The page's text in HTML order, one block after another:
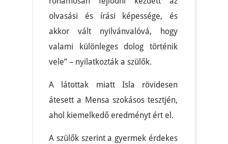
olvasási és írási képessége, és
akkor vált nyilvánvalóvá, hogy
valami különleges dolog történik
vele” – nyilatkozták a szülők.
A látottak miatt Isla rövidesen
átesett a Mensa szokásos tesztjén,
ahol kiemelkedő eredményt ért el.
A szülők szerint a gyermek érdekes